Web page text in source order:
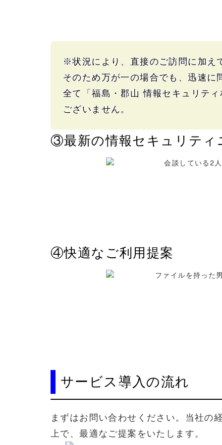
※状況に より、 直接のご訪問に加え
そのため万が一の場合でも、迅速に
全て
「福島・郡山 情報セキュリティ
ございません。
③最新の情報セキュリティ
④快適な ご利用 提案
サービス 導入の流れ
まずはお問い合わせ ください。 当社の
上で、最適な ご提案を いたします。